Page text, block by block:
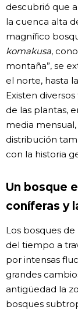
descubrió que
la cuenca alta
magnífico
komakusa,
montaña”, se
el norte, hasta
Existen
de las plantas,
media
distribución
con la historia
Un bosque
coníferas y
Los bosques
del tiempo a
por intensas
grandes
antigüedad la
bosques